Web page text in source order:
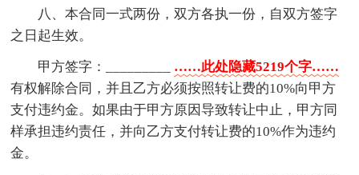
八、本合同一式两份，双方各执一份，自双方签字
之日起生效。
甲方签字：_________ ……此处隐藏5219个字……
有权解除合同，并且乙方必须按照转让费的10%向甲方
支付违约金。如果由于甲方原因导致转让中止，甲方同
样承担违约责任，并向乙方支付转让费的10%作为违约
金。